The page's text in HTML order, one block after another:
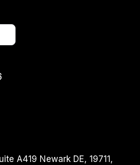
A419 Newark DE, 19711,